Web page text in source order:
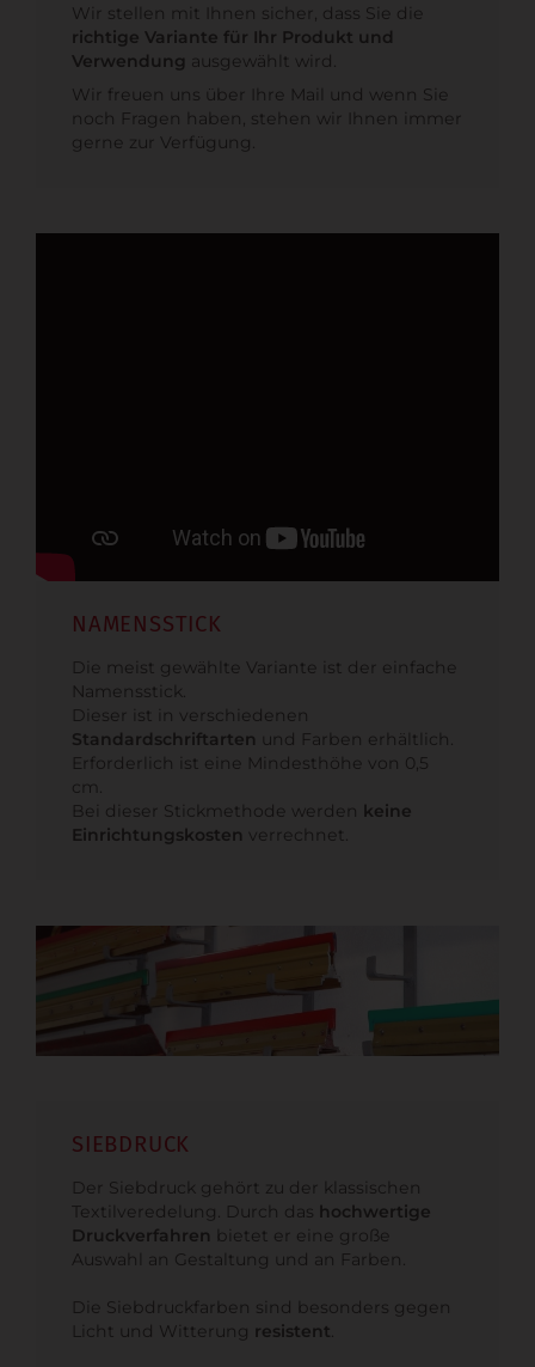
Wir stellen mit Ihnen sicher, dass Sie die
richtige Variante für Ihr Produkt und
Verwendung ausgewählt wird.
Wir freuen uns über Ihre Mail und wenn Sie
noch Fragen haben, stehen wir Ihnen immer
gerne zur Verfügung.
NAMENSSTICK
Die meist gewählte Variante ist der einfache
Namensstick.
Dieser ist in verschiedenen
Standardschriftarten und Farben erhältlich.
Erforderlich ist eine Mindesthöhe von 0,5
cm.
Bei dieser Stickmethode werden keine
Einrichtungskosten verrechnet.
SIEBDRUCK
Der Siebdruck gehört zu der klassischen
Textilveredelung. Durch das hochwertige
Druckverfahren bietet er eine große
Auswahl an Gestaltung und an Farben.
Die Siebdruckfarben sind besonders gegen
Licht und Witterung resistent.